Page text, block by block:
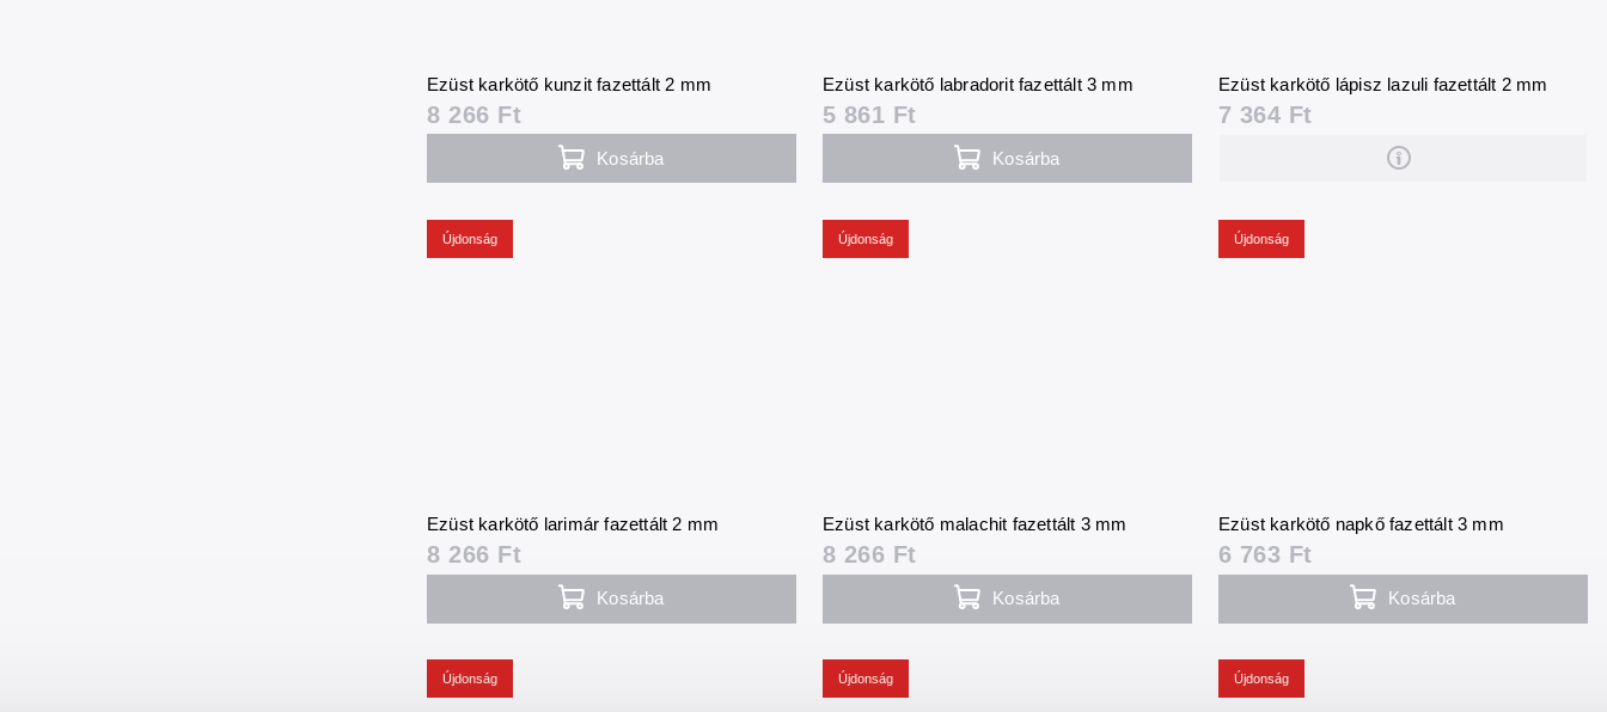
Ezüst karkötő kunzit fazettált 2 mm
8 266 Ft
Kosárba
Ezüst karkötő labradorit fazettált 3 mm
5 861 Ft
Kosárba
Ezüst karkötő lápisz lazuli fazettált 2 mm
7 364 Ft
Újdonság
Ezüst karkötő larimár fazettált 2 mm
8 266 Ft
Kosárba
Újdonság
Ezüst karkötő malachit fazettált 3 mm
8 266 Ft
Kosárba
Újdonság
Ezüst karkötő napkő fazettált 3 mm
6 763 Ft
Kosárba
Újdonság Újdonság Újdonság